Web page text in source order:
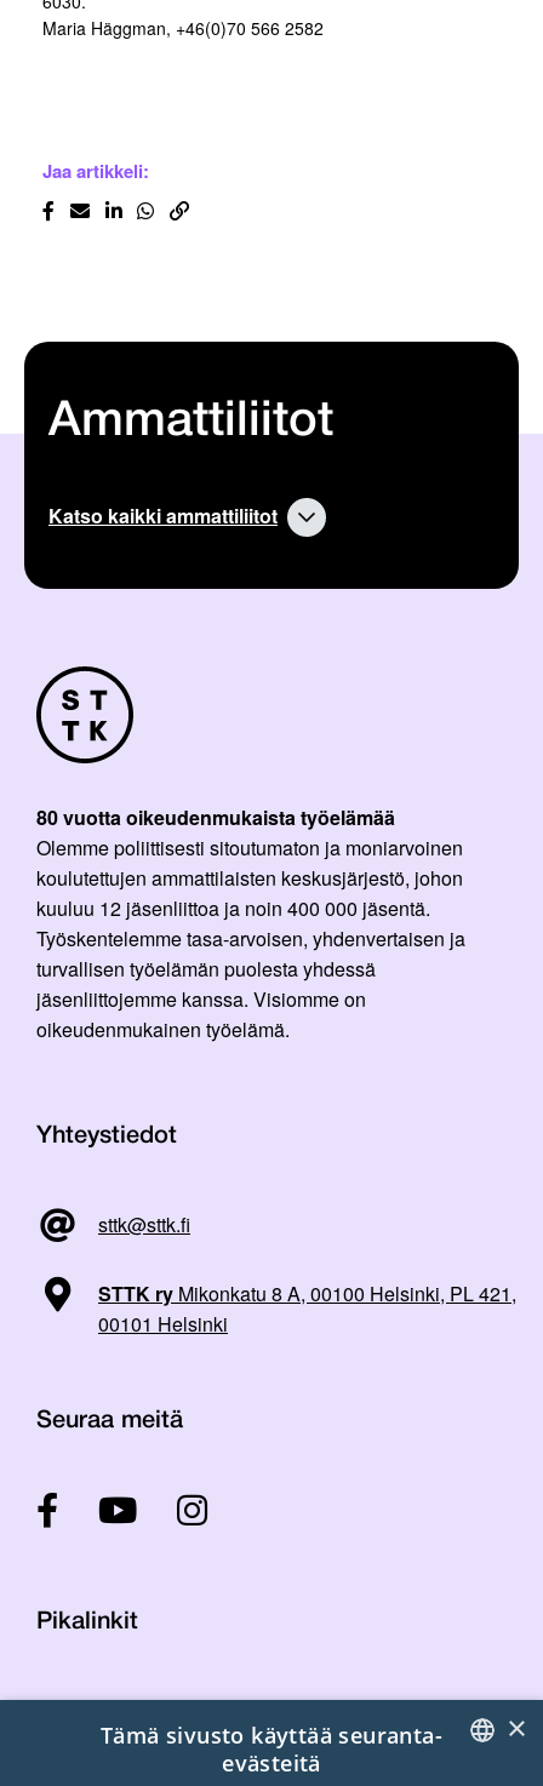
Maria Häggman, +46(0)70 566 2582
Jaa artikkeli:
Ammattiliitot
Katso kaikki ammattiliitot
80 vuotta oikeudenmukaista työelämää
Olemme poliittisesti sitoutumaton ja moniarvoinen
koulutettujen ammattilaisten keskusjärjestö, johon
kuuluu 12 jäsenliittoa ja noin 400 000 jäsentä.
Työskentelemme tasa-arvoisen, yhdenvertaisen ja
turvallisen työelämän puolesta yhdessä
jäsenliittojemme kanssa. Visiomme on
oikeudenmukainen työelämä.
Yhteystiedot
sttk@sttk.fi
STTK ry Mikonkatu 8 A, 00100 Helsinki, PL 421,
00101 Helsinki
Seuraa meitä
Pikalinkit
Laskutustiedot
×
Tämä sivusto käyttää seuranta-
evästeitä